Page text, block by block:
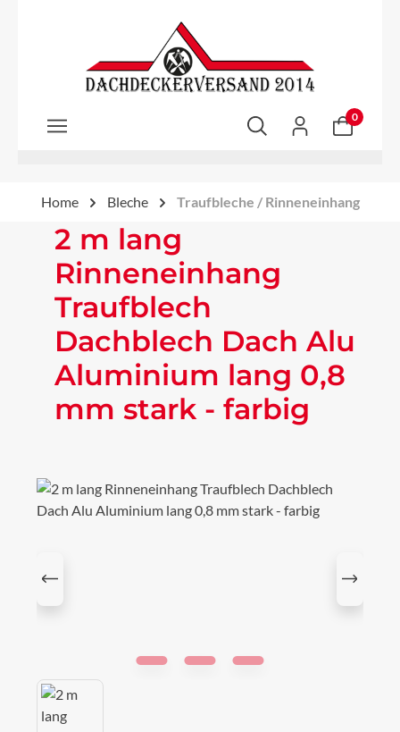
Zum Hauptinhalt springen
0
Home Bleche Traufbleche / Rinneneinhang
2 m lang
Rinneneinhang
Traufblech
Dachblech Dach Alu
Aluminium lang 0,8
mm stark - farbig
Bildergalerie überspringen